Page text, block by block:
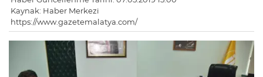
Kaynak: Haber Merkezi
https://www.gazetemalatya.com/